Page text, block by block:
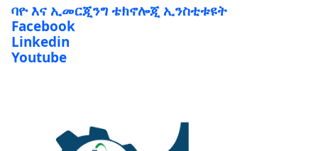
ባዮ እና ኢመርጂንግ ቴክኖሎጂ ኢንስቲቱዩት
Facebook
Linkedin
Youtube